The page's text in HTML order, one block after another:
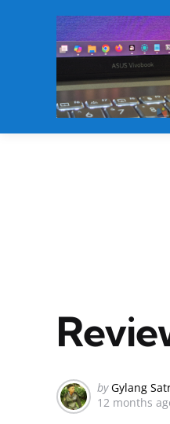
Posted
by
by Gylang
12 months